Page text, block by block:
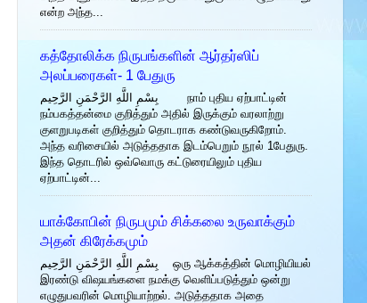
என்ற அந்த...
கத்தோலிக்க நிருபங்களின் ஆர்தர்ஸிப்
அலப்பரைகள்- 1 பேதுரு
بِسْمِ اللَّهِ الرَّحْمَنِ الرَّحِيم நாம் புதிய ஏற்பாட்டின்
நம்பகத்தன்மை குறித்தும் அதில் இருக்கும் வரலாற்று
குளறுபடிகள் குறித்தும் தொடராக கண்டுவருகிறோம்.
அந்த வரிசையில் அடுத்ததாக இடம்பெறும் நூல் 1பேதுரு.
இந்த தொடரில் ஒவ்வொரு கட்டுரையிலும் புதிய
ஏற்பாட்டின்...
யாக்கோபின் நிருபமும் சிக்கலை உருவாக்கும்
அதன் கிரேக்கமும்
بِسْمِ اللَّهِ الرَّحْمَنِ الرَّحِيم ஒரு ஆக்கத்தின் மொழியியல்
இரண்டு விஷயங்களை நமக்கு வெளிப்படுத்தும் ஒன்று
எழுதுபவரின் மொழியாற்றல். அடுத்ததாக அதை